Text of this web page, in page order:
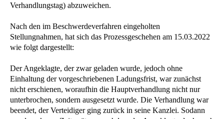
Verhandlungstag) abzuweichen.
Nach den im Beschwerdeverfahren eingeholten
Stellungnahmen, hat sich das Prozessgeschehen am 15.03.2022
wie folgt dargestellt:
Der Angeklagte, der zwar geladen wurde, jedoch ohne
Einhaltung der vorgeschriebenen Ladungsfrist, war zunächst
nicht erschienen, woraufhin die Hauptverhandlung nicht nur
unterbrochen, sondern ausgesetzt wurde. Die Verhandlung war
beendet, der Verteidiger ging zurück in seine Kanzlei. Sodann